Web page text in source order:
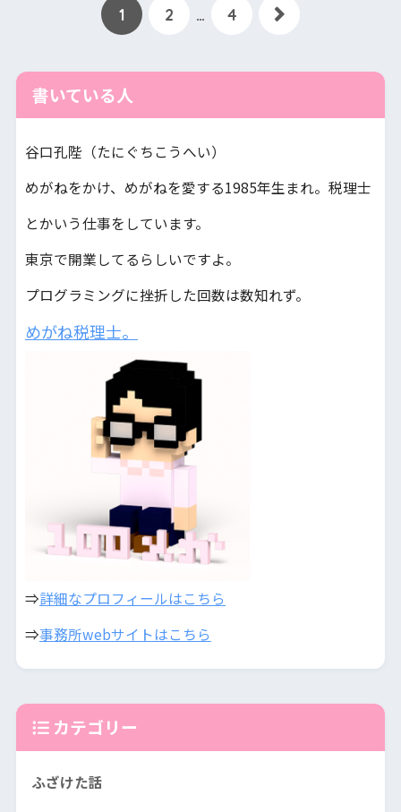
1 2 … 4
書いている人
谷口孔陛（たにぐちこうへい）
めがねをかけ、めがねを愛する1985年生まれ。税理士
とかいう仕事をしています。
東京で開業してるらしいですよ。
プログラミングに挫折した回数は数知れず。
めがね税理士。
⇒詳細なプロフィールはこちら
⇒事務所webサイトはこちら
カテゴリー
ふざけた話